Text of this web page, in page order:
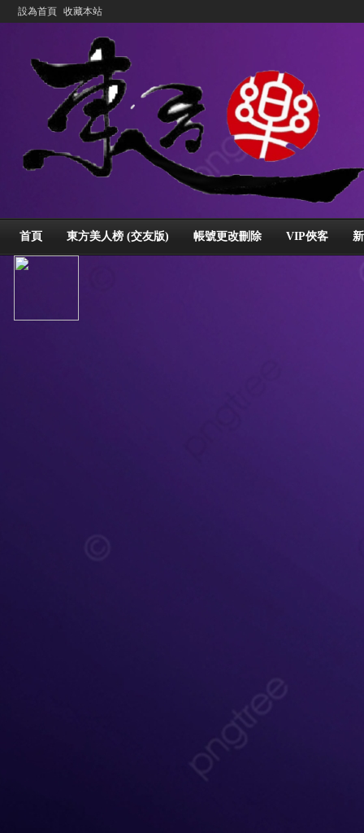
設為首頁 收藏本站
首頁 東方美人榜 (交友版) 帳號更改刪除 VIP俠客